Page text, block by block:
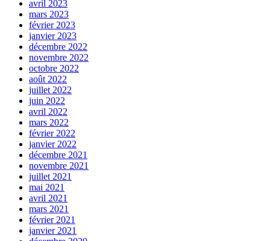
avril 2023
mars 2023
février 2023
janvier 2023
décembre 2022
novembre 2022
octobre 2022
août 2022
juillet 2022
juin 2022
avril 2022
mars 2022
février 2022
janvier 2022
décembre 2021
novembre 2021
juillet 2021
mai 2021
avril 2021
mars 2021
février 2021
janvier 2021